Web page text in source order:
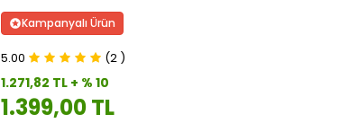
Kampanyalı Ürün
5.00 (2 )
1.271,82 TL + % 10
1.399,00 TL